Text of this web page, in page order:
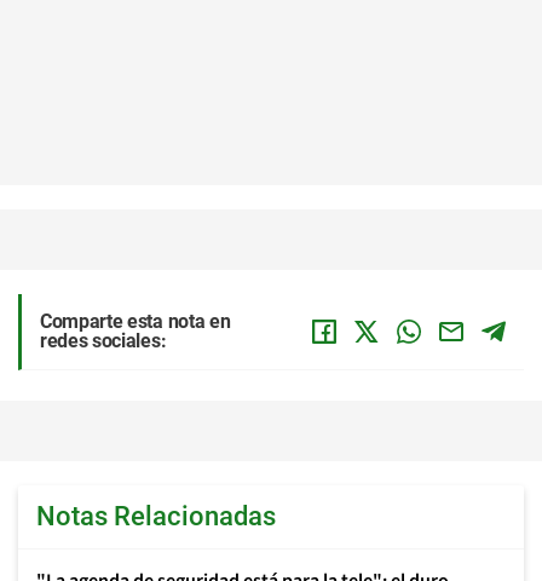
Comparte esta nota en
redes sociales:
Notas Relacionadas